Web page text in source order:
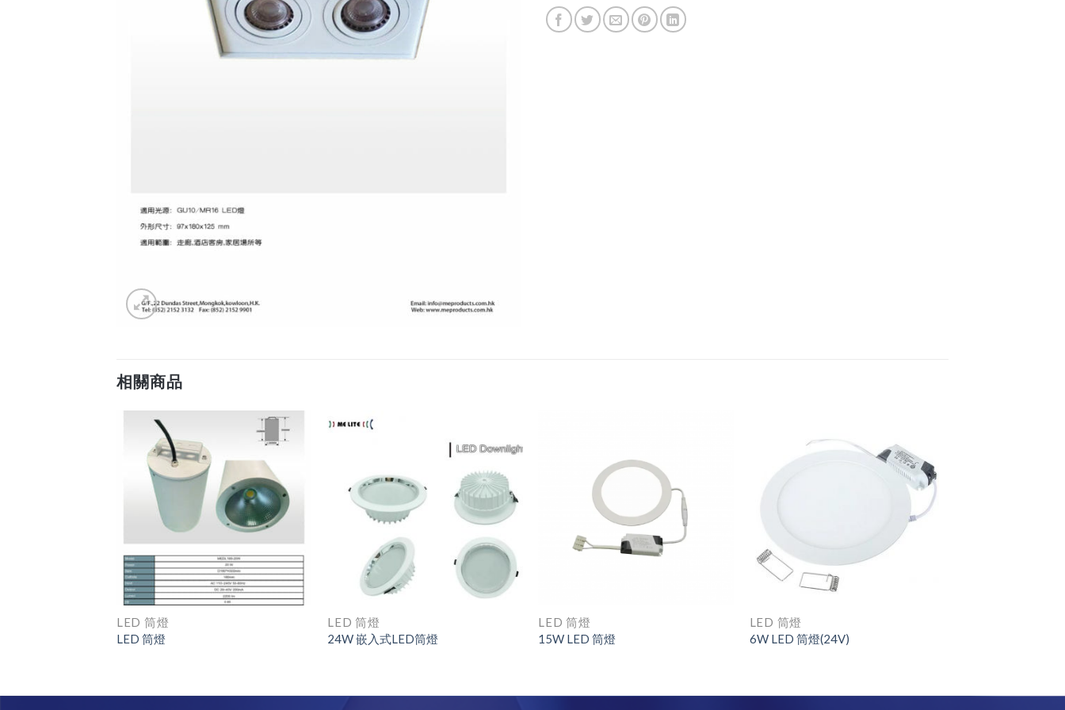
相關商品
LED 筒燈
LED 筒燈
LED 筒燈
24W 嵌入式LED筒燈
LED 筒燈
15W LED 筒燈
LED 筒燈
6W LED 筒燈(24V)